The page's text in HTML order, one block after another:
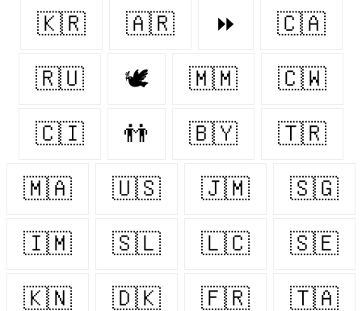
🇰🇷 🇦🇷 ⏩ 🇨🇦
🇷🇺 🕊 🇲🇲 🇨🇼
🇨🇮 👬 🇧🇾 🇹🇷
🇲🇦 🇺🇸 🇯🇲 🇸🇬
🇮🇲 🇸🇱 🇱🇨 🇸🇪
🇰🇳 🇩🇰 🇫🇷 🇹🇦